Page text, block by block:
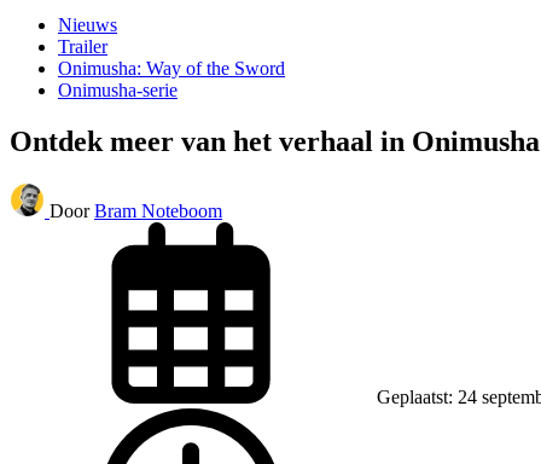
Nieuws
Trailer
Onimusha: Way of the Sword
Onimusha-serie
Ontdek meer van het verhaal in
Door Bram Noteboom
Geplaatst: 24